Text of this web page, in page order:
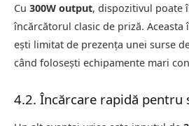
Cu 300W output, dispozitivul poate
încărcătorul clasic de priză. Aceasta
ești limitat de prezența unei surse
când folosești echipamente mari
4.2. Încărcare rapidă pentru